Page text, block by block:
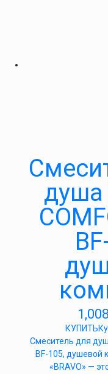
душа
КУПИТЬ
Cмеситель для
BF-105, душевой
«BRAVO» —